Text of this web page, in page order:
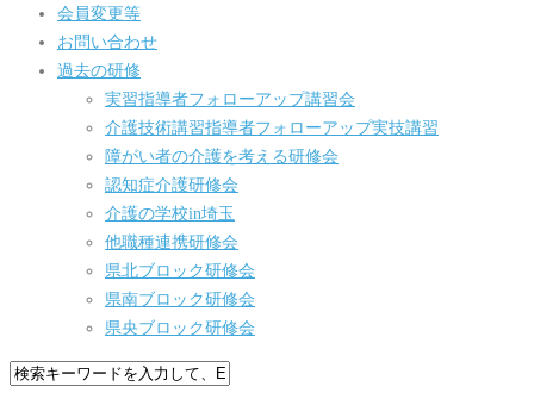
会員変更等
お問い合わせ
過去の研修
実習指導者フォローアップ講習会
介護技術講習指導者フォローアップ実技講習
障がい者の介護を考える研修会
認知症介護研修会
介護の学校in埼玉
他職種連携研修会
県北ブロック研修会
県南ブロック研修会
県央ブロック研修会